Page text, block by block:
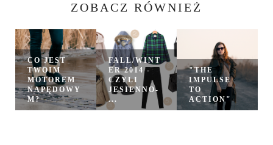
ZOBACZ RÓWNIEŻ
CO JEST
TWOIM
MOTOREM
NAPĘDOWY
M?
FALL/WINT
ER 2014 -
CZYLI
JESIENNO-
...
"THE
IMPULSE
TO
ACTION"